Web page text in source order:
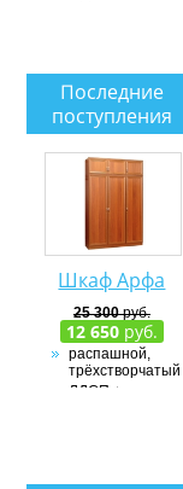
Последние
поступления
Шкаф Арфа
25 300руб.
12 650руб.
распашной,
трёхстворчатый
ЛДСП + рамка